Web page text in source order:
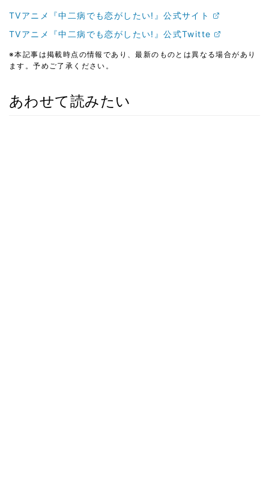
TVアニメ『中二病でも恋がしたい!』公式サイト
TVアニメ『中二病でも恋がしたい!』公式Twitte
※本記事は掲載時点の情報であり、最新のものとは異なる場合があり
ます。予めご了承ください。
あわせて読みたい